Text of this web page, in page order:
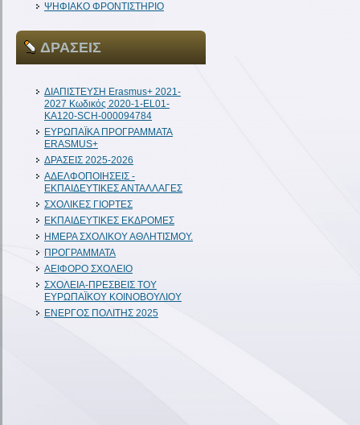
ΨΗΦΙΑΚΟ ΦΡΟΝΤΙΣΤΗΡΙΟ
ΔΡΑΣΕΙΣ
ΔIAΠΙΣΤΕΥΣΗ Erasmus+ 2021-
2027 Κωδικός 2020-1-EL01-
KA120-SCH-000094784
ΕΥΡΩΠΑΪΚΑ ΠΡΟΓΡΑΜΜΑΤΑ
ERASMUS+
ΔΡΑΣΕΙΣ 2025-2026
ΑΔΕΛΦΟΠΟΙΗΣΕΙΣ -
ΕΚΠΑΙΔΕΥΤΙΚΕΣ ΑΝΤΑΛΛΑΓΕΣ
ΣΧΟΛΙΚΕΣ ΓΙΟΡΤΕΣ
ΕΚΠΑΙΔΕΥΤΙΚΕΣ ΕΚΔΡΟΜΕΣ
ΗΜΕΡΑ ΣΧΟΛΙΚΟΥ ΑΘΛΗΤΙΣΜΟΥ.
ΠΡΟΓΡΑΜΜΑΤΑ
ΑΕΙΦΟΡΟ ΣΧΟΛΕΙΟ
ΣΧΟΛΕΙΑ-ΠΡΕΣΒΕΙΣ ΤΟΥ
ΕΥΡΩΠΑΪΚΟΥ ΚΟΙΝΟΒΟΥΛΙΟΥ
ΕΝΕΡΓΟΣ ΠΟΛΙΤΗΣ 2025